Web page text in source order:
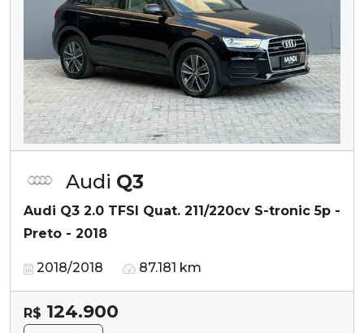
Audi Q3
Audi Q3 2.0 TFSI Quat. 211/220cv S-tronic 5p -
Preto - 2018
2018/2018 87.181 km
R$ 124.900